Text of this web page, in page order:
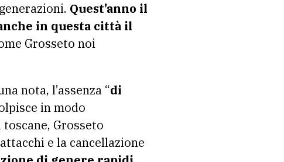
Quest’anno il
in questa città il
Grosseto noi
nota, l’assenza “di
in modo
Grosseto
e la cancellazione